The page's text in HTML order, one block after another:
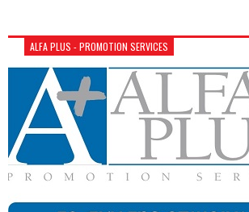
ALFA PLUS - PROMOTION SERVICES